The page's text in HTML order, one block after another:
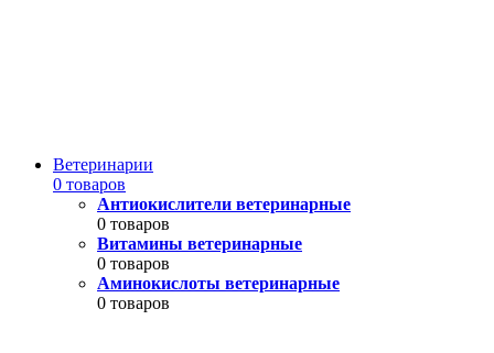
Ветеринарии
0 товаров
Антиокислители ветеринарные
0 товаров
Витамины ветеринарные
0 товаров
Аминокислоты ветеринарные
0 товаров